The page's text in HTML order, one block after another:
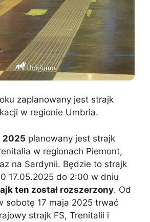
zaplanowany jest strajk
w regionie Umbria.
2025 planowany jest strajk
w regionach Piemont,
na Sardynii. Będzie to strajk
17.05.2025 do 2:00 w dniu
ten został rozszerzony. Od
sobotę 17 maja 2025 trwać
strajk FS, Trenitalii i